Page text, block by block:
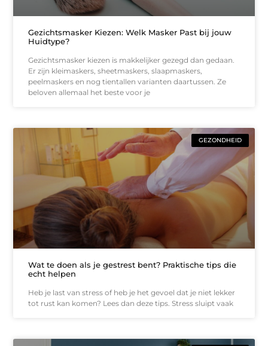
Gezichtsmasker Kiezen: Welk Masker Past bij jouw
Huidtype?
Gezichtsmasker kiezen is makkelijker gezegd dan gedaan.
Er zijn kleimaskers, sheetmaskers, slaapmaskers,
peelmaskers en nog tientallen varianten daartussen. Ze
beloven allemaal het beste voor je
GEZONDHEID
Wat te doen als je gestrest bent? Praktische tips die
echt helpen
Heb je last van stress of heb je het gevoel dat je niet lekker
tot rust kan komen? Lees dan deze tips. Stress sluipt vaak